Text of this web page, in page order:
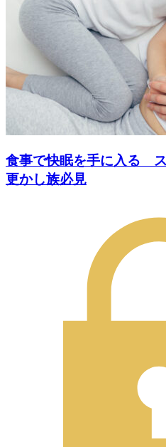
食事で快眠を手に入る
更かし族必見